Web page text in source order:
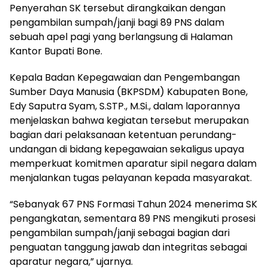
Penyerahan SK tersebut dirangkaikan dengan
pengambilan sumpah/janji bagi 89 PNS dalam
sebuah apel pagi yang berlangsung di Halaman
Kantor Bupati Bone.
Kepala Badan Kepegawaian dan Pengembangan
Sumber Daya Manusia (BKPSDM) Kabupaten Bone,
Edy Saputra Syam, S.STP., M.Si., dalam laporannya
menjelaskan bahwa kegiatan tersebut merupakan
bagian dari pelaksanaan ketentuan perundang-
undangan di bidang kepegawaian sekaligus upaya
memperkuat komitmen aparatur sipil negara dalam
menjalankan tugas pelayanan kepada masyarakat.
“Sebanyak 67 PNS Formasi Tahun 2024 menerima SK
pengangkatan, sementara 89 PNS mengikuti prosesi
pengambilan sumpah/janji sebagai bagian dari
penguatan tanggung jawab dan integritas sebagai
aparatur negara,” ujarnya.